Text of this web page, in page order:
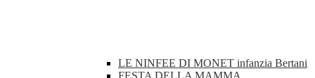
LE NINFEE DI MONET infanzia Bertani